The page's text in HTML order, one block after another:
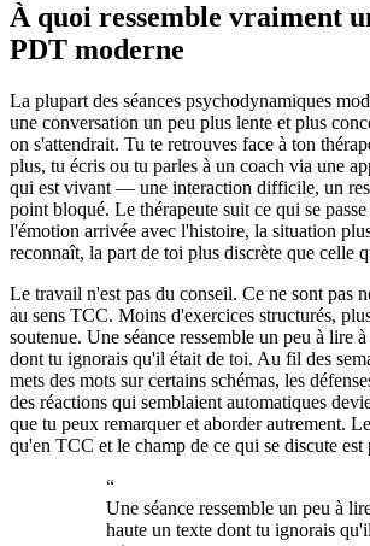
À quoi ressemble vraiment
PDT moderne
La plupart des séances psychodynamiques
une conversation un peu plus lente et plus
on s'attendrait. Tu te retrouves face à ton
plus, tu écris ou tu parles à un coach via une
qui est vivant — une interaction difficile, un
point bloqué. Le thérapeute suit ce qui se
l'émotion arrivée avec l'histoire, la situation
reconnaît, la part de toi plus discrète que celle
Le travail n'est pas du conseil. Ce ne sont pas
au sens TCC. Moins d'exercices structurés,
soutenue. Une séance ressemble un peu à lire
dont tu ignorais qu'il était de toi. Au fil des
mets des mots sur certains schémas, les
des réactions qui semblaient automatiques
que tu peux remarquer et aborder autrement.
qu'en TCC et le champ de ce qui se discute est
“
Une séance ressemble un peu à
haute un texte dont tu ignorais